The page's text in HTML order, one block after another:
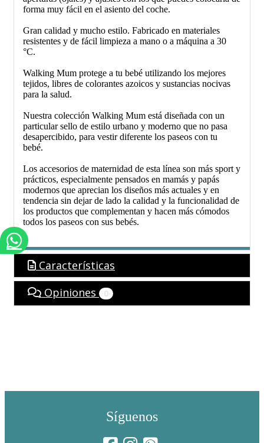
forma muy fácil en el asiento del coche.
Gran calidad y mucho estilo. Fabricado en materiales
resistentes y de fácil limpieza a mano o a máquina a 30
°C.
Walking Mum protege a tu bebé utilizando los mejores
tejidos, libres de colorantes azoicos y sustancias nocivas
para la salud.
Nuestra colección Walking Mum está diseñada con un
particular sello de estilo urbano y moderno que no pasa
desapercibido, para vestir diferente los paseos con tu
bebé.
Los accesorios de maternidad de esta línea son más sport y
prácticos, especialmente pensados en mamás y papás
modernos que aprecian los diseños más actuales y en
tendencia sin dejar de lado la calidad y la funcionalidad de
los productos que complementan y hacen más cómodos
todos los paseos con sus bebés.
Características
Opiniones
0
Síguenos